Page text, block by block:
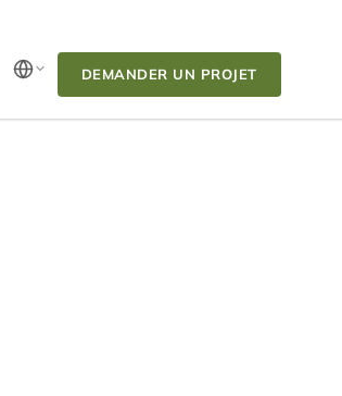
DEMANDER UN PROJET